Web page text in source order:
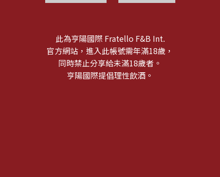
此為亨陽國際 Fratello F&B Int.
官方網站，進入此帳號需年滿18歲，
同時禁止分享給未滿18歲者。
亨陽國際提倡理性飲酒。